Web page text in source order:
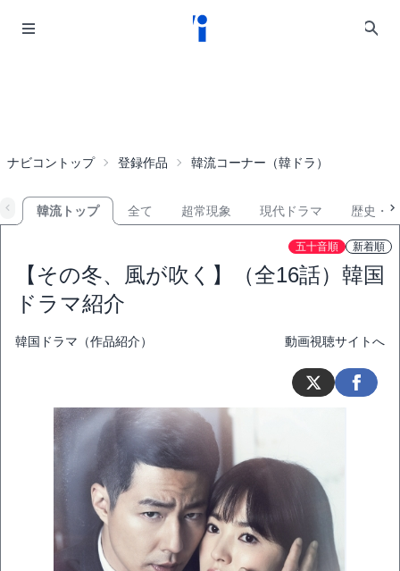
ナビコントップ 登録作品 韓流コーナー（韓ドラ）
韓流トップ 全て 超常現象 現代ドラマ 歴史・
五十音順 新着順
【その冬、風が吹く】（全16話）韓国
ドラマ紹介
韓国ドラマ（作品紹介） 動画視聴サイトへ